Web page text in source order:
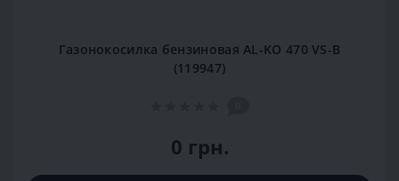
Газонокосилка бензиновая AL-KO 470 VS-B
(119947)
0 грн.